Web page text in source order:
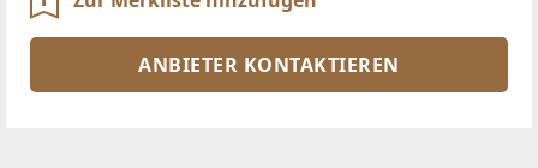
ANBIETER KONTAKTIEREN